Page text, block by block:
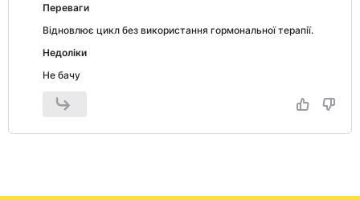
Переваги
Відновлює цикл без використання гормональної терапії.
Недоліки
Не бачу